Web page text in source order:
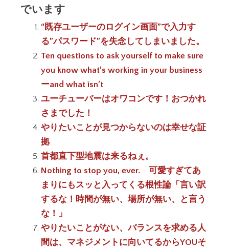
でいます
“既存ユーザーのログイン画面”で入力す
る”パスワード”を失念してしまいました。
Ten questions to ask yourself to make sure
you know what’s working in your business
ーand what isn’t
ユーチューバーはオワコンです！おつかれ
さまでした！
やりたいことが見つからないのは幸せな証
拠
首都直下型地震は来るねぇ。
Nothing to stop you, ever. 可愛すぎてあ
まりにもスッと入ってくる根性論「言い訳
するな！時間が無い、場所が無い、と言う
な！」
やりたいことがない、バランスを求める人
間は、マネジメントに向いてるからYOUそ